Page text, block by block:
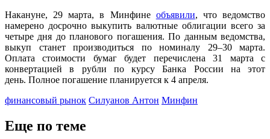
Накануне, 29 марта, в Минфине объявили, что ведомство
намерено досрочно выкупить валютные облигации всего за
четыре дня до планового погашения. По данным ведомства,
выкуп станет производиться по номиналу 29–30 марта.
Оплата стоимости бумаг будет перечислена 31 марта с
конвертацией в рубли по курсу Банка России на этот
день. Полное погашение планируется к 4 апреля.
финансовый рынок Силуанов Антон Минфин
Еще по теме